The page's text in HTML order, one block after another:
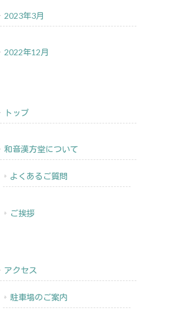
2023年3月
2022年12月
トップ
和音漢方堂について
よくあるご質問
ご挨拶
アクセス
駐車場のご案内